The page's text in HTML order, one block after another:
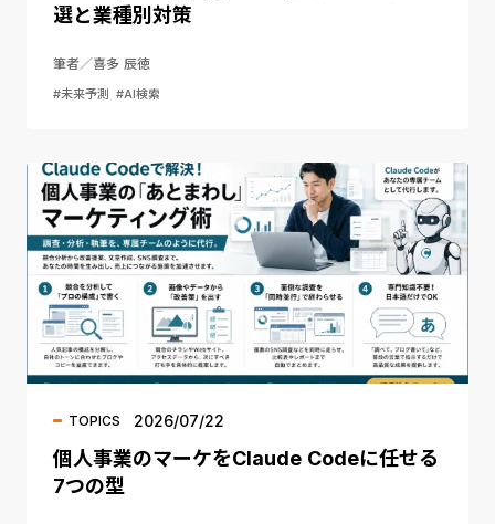
選と業種別対策
筆者／喜多 辰徳
#未来予測 #AI検索
TOPICS 2026/07/22
個人事業のマーケをClaude Codeに任せる
7つの型